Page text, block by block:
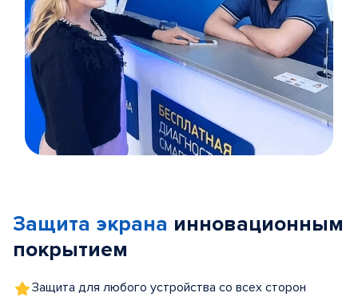
5
Защита экрана инновационным
покрытием
Защита для любого устройства со всех сторон